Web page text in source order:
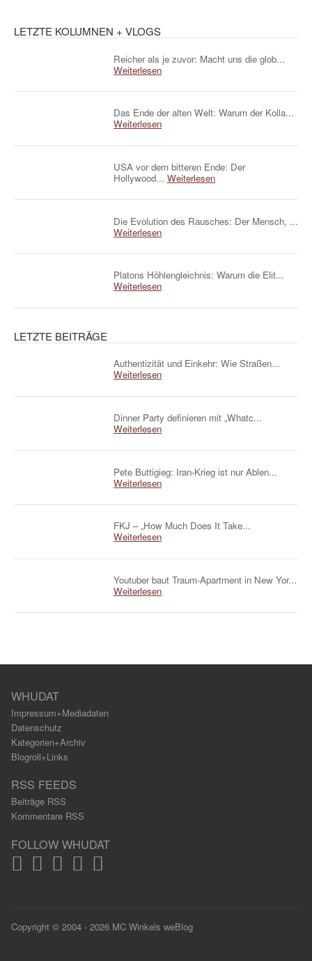
LETZTE KOLUMNEN + VLOGS
Reicher als je zuvor: Macht uns die glob...
Weiterlesen
Das Ende der alten Welt: Warum der Kolla...
Weiterlesen
USA vor dem bitteren Ende: Der
Hollywood... Weiterlesen
Die Evolution des Rausches: Der Mensch, ...
Weiterlesen
Platons Höhlengleichnis: Warum die Elit...
Weiterlesen
LETZTE BEITRÄGE
Authentizität und Einkehr: Wie Straßen...
Weiterlesen
Dinner Party definieren mit „Whatc...
Weiterlesen
Pete Buttigieg: Iran-Krieg ist nur Ablen...
Weiterlesen
FKJ – „How Much Does It Take...
Weiterlesen
Youtuber baut Traum-Apartment in New Yor...
Weiterlesen
WHUDAT
Impressum+Mediadaten
Datenschutz
Kategorien+Archiv
Blogroll+Links
RSS FEEDS
Beiträge RSS
Kommentare RSS
FOLLOW WHUDAT
Copyright © 2004 - 2026 MC Winkels weBlog